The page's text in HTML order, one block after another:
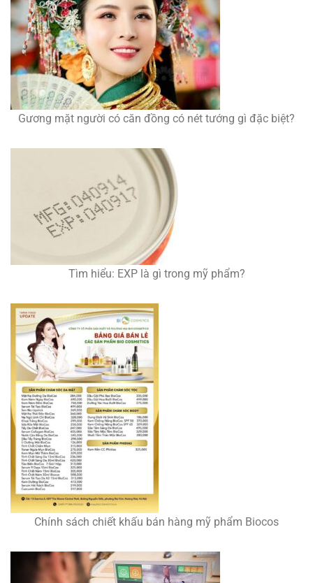
Gương mặt người có căn đồng có nét tướng gì đặc biệt?
Tìm hiểu: EXP là gì trong mỹ phẩm?
Chính sách chiết khấu bán hàng mỹ phẩm Biocos